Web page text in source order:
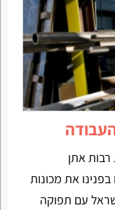
אתן
את מכונות
עם תפוקה